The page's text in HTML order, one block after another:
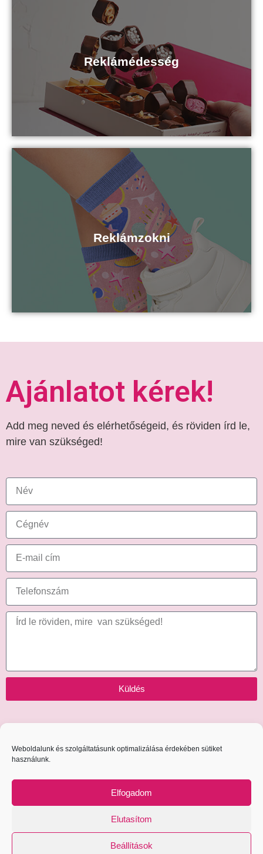
Weboldalunk és szolgáltatásunk optimalizálása érdekében sütiket
használunk.
Elfogadom
Elutasítom
Beállítások
Reklámédesség
Reklámédesség
Kattints ide
Reklámzokni
Reklámzokni
Kattints ide
Ajánlatot kérek!
Add meg neved és elérhetőségeid, és röviden írd le,
mire van szükséged!
Küldés
Copyright 2020 © Minden Jog Fenntartva
Adatvédelmi Nyilatkozat
Általános Szerződési Feltételek